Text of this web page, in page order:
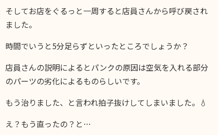
そしてお店をぐるっと一周すると店員さんから呼び戻され
ました。
時間でいうと5分足らずといったところでしょうか？
店員さんの説明によるとパンクの原因は空気を入れる部分
のパーツの劣化によるものらしいです。
もう治りました、と言われ拍子抜けしてしまいました。💧
え？もう直ったの？と…